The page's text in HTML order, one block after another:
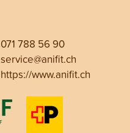
071 788 56 90
service@anifit.ch
https://www.anifit.ch